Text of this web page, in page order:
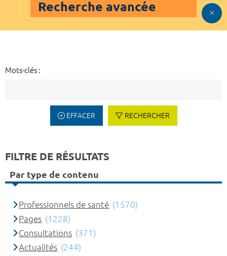
Recherche avancée
Mots-clés :
EFFACER RECHERCHER
FILTRE DE RÉSULTATS
Par type de contenu
Professionnels de santé (1570)
Pages (1228)
Consultations (371)
Actualités (244)